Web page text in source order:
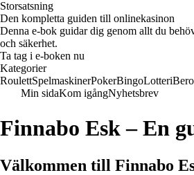
Storsatsning
Den kompletta guiden till onlinekasinon
Denna e-bok guidar dig genom allt du
och säkerhet.
Ta tag i e-boken nu
Kategorier
RoulettSpelmaskinerPokerBingoLotteri
Min sidaKom igångNyhetsbrev
Finnabo Esk – En
Välkommen till Finnabo